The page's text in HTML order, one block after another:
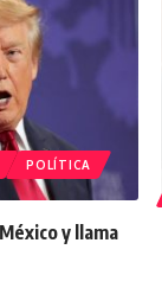
POLÍTICA
y llama